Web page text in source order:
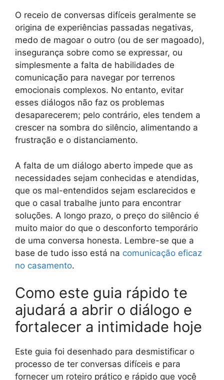
O receio de conversas difíceis geralmente se
origina de experiências passadas negativas,
medo de magoar o outro (ou de ser magoado),
insegurança sobre como se expressar, ou
simplesmente a falta de habilidades de
comunicação para navegar por terrenos
emocionais complexos. No entanto, evitar
esses diálogos não faz os problemas
desaparecerem; pelo contrário, eles tendem a
crescer na sombra do silêncio, alimentando a
frustração e o distanciamento.
A falta de um diálogo aberto impede que as
necessidades sejam conhecidas e atendidas,
que os mal-entendidos sejam esclarecidos e
que o casal trabalhe junto para encontrar
soluções. A longo prazo, o preço do silêncio é
muito maior do que o desconforto temporário
de uma conversa honesta. Lembre-se que a
base de tudo isso está na comunicação eficaz
no casamento.
Como este guia rápido te
ajudará a abrir o diálogo e
fortalecer a intimidade hoje
Este guia foi desenhado para desmistificar o
processo de ter conversas difíceis e para
fornecer um roteiro prático e rápido que você